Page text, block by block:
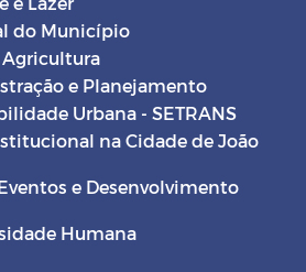
do Município
e Planejamento
Urbana - SETRANS
na Cidade de João
e Desenvolvimento
Humana